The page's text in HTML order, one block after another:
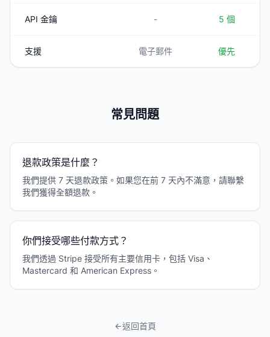
API 金鑰 - 5 個
支援 電子郵件 優先
常見問題
退款政策是什麼？
我們提供 7 天退款政策。如果您在前 7 天內不滿意，請聯繫
我們獲得全額退款。
你們接受哪些付款方式？
我們透過 Stripe 接受所有主要信用卡，包括 Visa、
Mastercard 和 American Express。
返回首頁